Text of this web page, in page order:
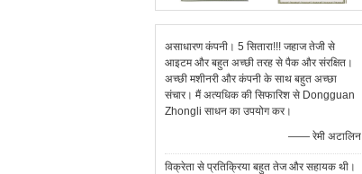
असाधारण कंपनी। 5 सितारा!!! जहाज तेजी से
आइटम और बहुत अच्छी तरह से पैक और संरक्षित।
अच्छी मशीनरी और कंपनी के साथ बहुत अच्छा
संचार। मैं अत्यधिक की सिफारिश से Dongguan
Zhongli साधन का उपयोग कर।
—— रेमी अटालिन
विक्रेता से प्रतिक्रिया बहुत तेज और सहायक थी।